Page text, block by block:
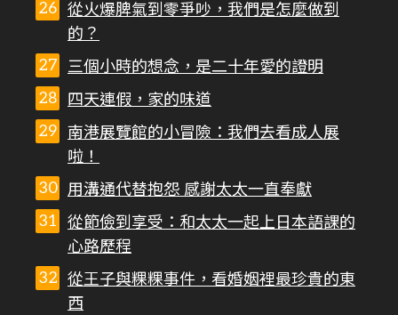
從火爆脾氣到零爭吵，我們是怎麼做到
的？
三個小時的想念，是二十年愛的證明
四天連假，家的味道
南港展覽館的小冒險：我們去看成人展
啦！
用溝通代替抱怨 感謝太太一直奉獻
從節儉到享受：和太太一起上日本語課的
心路歷程
從王子與粿粿事件，看婚姻裡最珍貴的東
西